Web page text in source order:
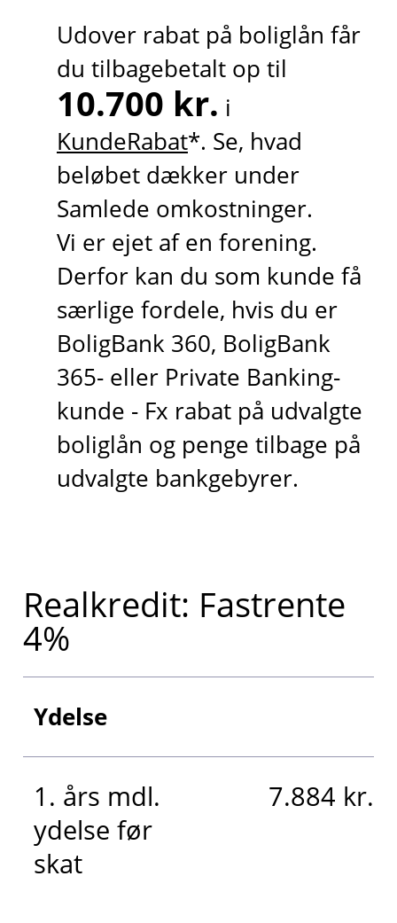
Udover rabat på boliglån får
du tilbagebetalt op til
10.700 kr. i
KundeRabat*. Se, hvad
beløbet dækker under
Samlede omkostninger.
Vi er ejet af en forening.
Derfor kan du som kunde få
særlige fordele, hvis du er
BoligBank 360, BoligBank
365- eller Private Banking-
kunde - Fx rabat på udvalgte
boliglån og penge tilbage på
udvalgte bankgebyrer.
Realkredit: Fastrente
4%
Ydelse
1. års mdl.
ydelse før
skat
7.884 kr.